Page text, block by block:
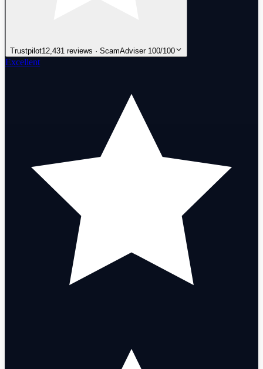
Trustpilot12,431 reviews · ScamAdviser 100/100
Excellent